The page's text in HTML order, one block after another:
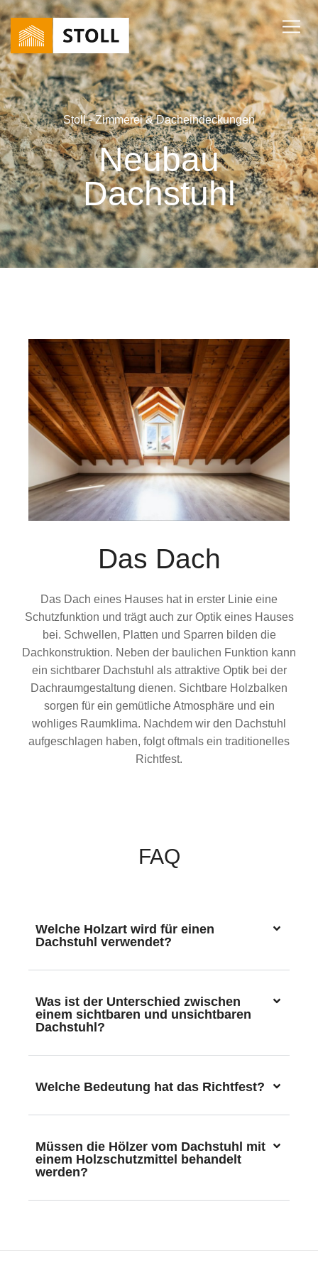
Stoll - Zimmerei & Dacheindeckungen
Neubau
Dachstuhl
Das Dach
Das Dach eines Hauses hat in erster Linie eine
Schutzfunktion und trägt auch zur Optik eines Hauses
bei. Schwellen, Platten und Sparren bilden die
Dachkonstruktion. Neben der baulichen Funktion kann
ein sichtbarer Dachstuhl als attraktive Optik bei der
Dachraumgestaltung dienen. Sichtbare Holzbalken
sorgen für ein gemütliche Atmosphäre und ein
wohliges Raumklima. Nachdem wir den Dachstuhl
aufgeschlagen haben, folgt oftmals ein traditionelles
Richtfest.
FAQ
Welche Holzart wird für einen
Dachstuhl verwendet?
Was ist der Unterschied zwischen
einem sichtbaren und unsichtbaren
Dachstuhl?
Welche Bedeutung hat das Richtfest?
Müssen die Hölzer vom Dachstuhl mit
einem Holzschutzmittel behandelt
werden?